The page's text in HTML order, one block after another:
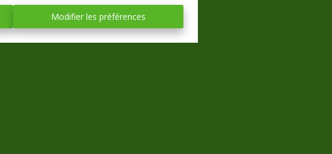
Modifier les préférences